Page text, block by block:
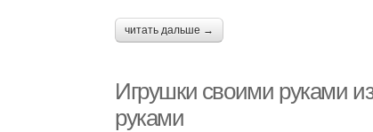
читать дальше →
Игрушки своими руками
руками